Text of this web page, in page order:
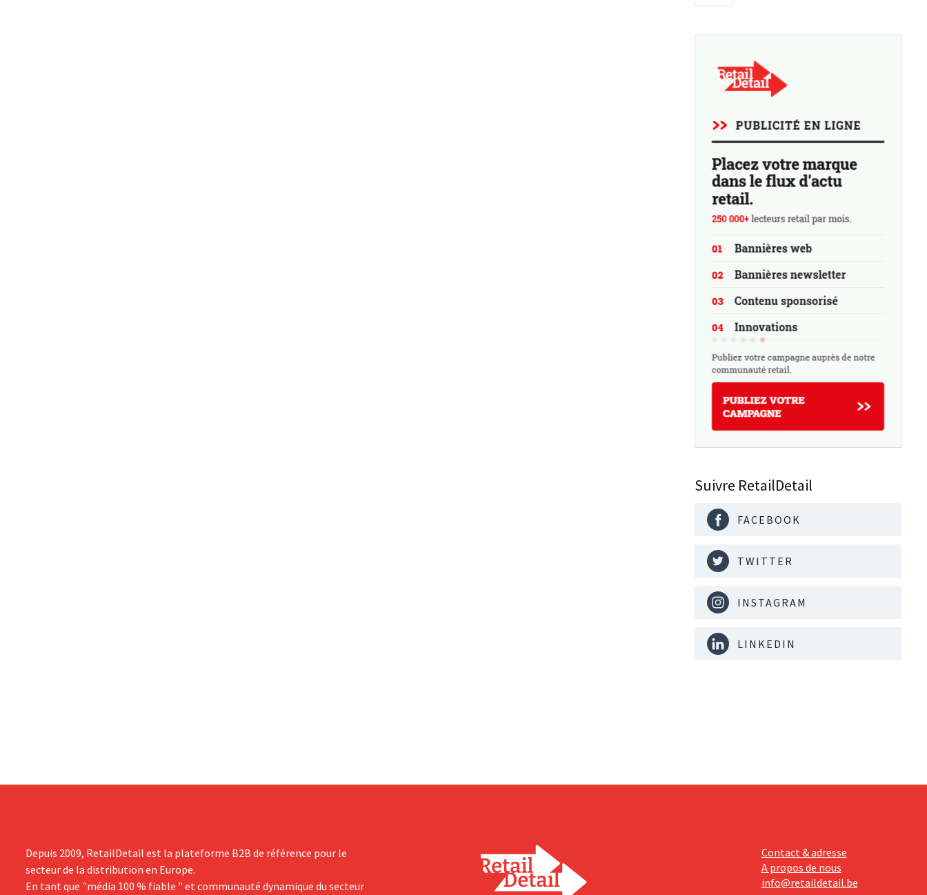
Suivre RetailDetail
FACEBOOK
TWITTER
INSTAGRAM
LINKEDIN
Depuis 2009, RetailDetail est la plateforme B2B de référence pour le
secteur de la distribution en Europe.
En tant que "média 100 % fiable " et communauté dynamique du secteur
Contact & adresse
A propos de nous
info@retaildetail.be